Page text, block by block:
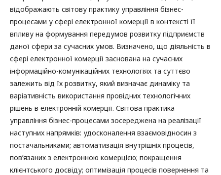
відображають світову практику управління бізнес-
процесами у сфері електронної комерції в контексті її
впливу на формування передумов розвитку підприємств
даної сфери за сучасних умов. Визначено, що діяльність в
сфері електронної комерції заснована на сучасних
інформаційно-комунікаційних технологіях та суттєво
залежить від їх розвитку, який визначає динаміку та
варіативність використання провідних технологічних
рішень в електронній комерції. Світова практика
управління бізнес-процесами зосереджена на реалізації
наступних напрямків: удосконалення взаємовідносин з
постачальниками; автоматизація внутрішніх процесів,
пов’язаних з електронною комерцією; покращення
клієнтського досвіду; оптимізація процесів повернення та